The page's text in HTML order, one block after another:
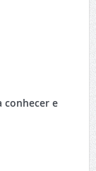
conhecer e